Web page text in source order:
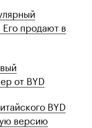
продают в
от BYD
BYD
версию